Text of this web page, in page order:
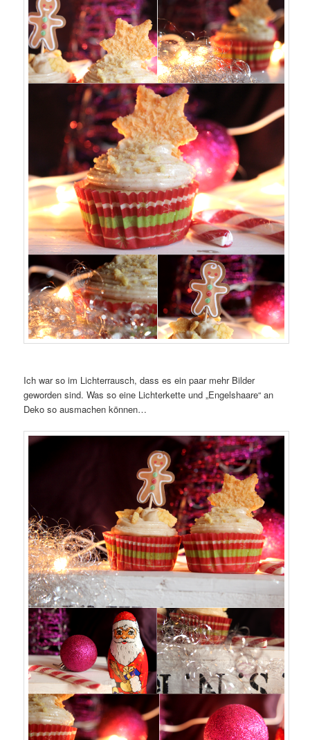
Ich war so im Lichterrausch, dass es ein paar mehr Bilder
geworden sind. Was so eine Lichterkette und „Engelshaare“ an
Deko so ausmachen können…